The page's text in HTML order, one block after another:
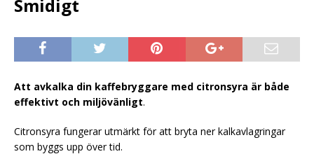
Smidigt
Att avkalka din kaffebryggare med citronsyra är både
effektivt och miljövänligt.
Citronsyra fungerar utmärkt för att bryta ner kalkavlagringar
som byggs upp över tid.